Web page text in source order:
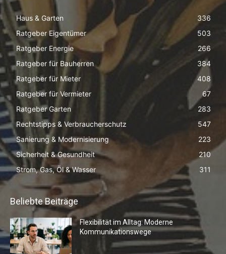
Haus & Garten
336
Ratgeber Eigentümer
503
Ratgeber Energie
266
Ratgeber für Bauherren
384
Ratgeber für Mieter
408
Ratgeber für Vermieter
67
Ratgeber Garten
283
Rechtstipps & Verbraucherschutz
547
Sanierung & Modernisierung
223
Sicherheit & Gesundheit
210
Strom, Gas, Öl & Wasser
311
Beliebte Beiträge
Flexibilität im Alltag: Moderne
Kommunikationswege